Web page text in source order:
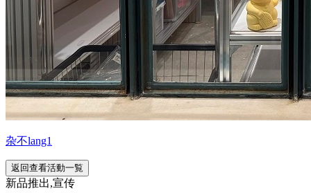
杂不lang1
返回查看活動一覧
新品推出,宣传